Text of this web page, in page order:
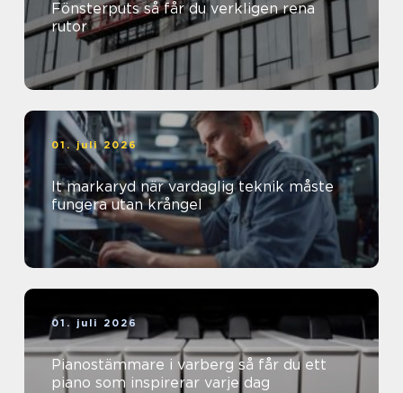
Fönsterputs så får du verkligen rena
rutor
01. juli 2026
It markaryd när vardaglig teknik måste
fungera utan krångel
01. juli 2026
Pianostämmare i varberg så får du ett
piano som inspirerar varje dag